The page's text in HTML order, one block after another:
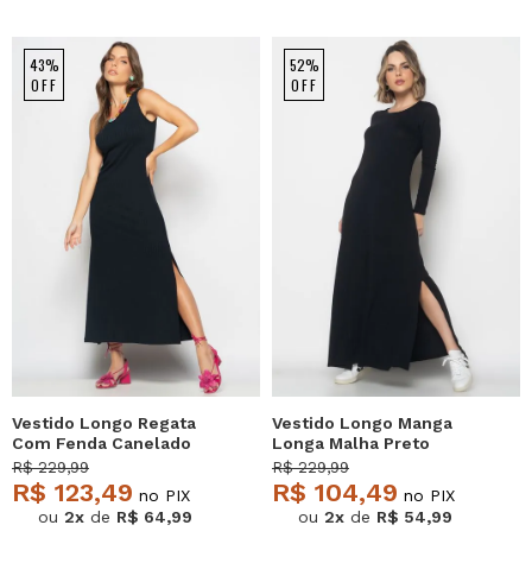
43%
OFF
Vestido Longo Regata
Com Fenda Canelado
Preto Salvatore
R$ 229,99
R$ 123,49 no PIX
ou 2x de R$ 64,99
52%
OFF
Vestido Longo Manga
Longa Malha Preto
Salvatore
R$ 229,99
R$ 104,49 no PIX
ou 2x de R$ 54,99